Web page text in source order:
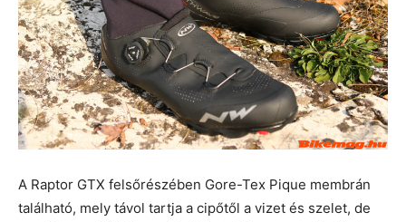
A Raptor GTX felsőrészében Gore-Tex Pique membrán
található, mely távol tartja a cipőtől a vizet és szelet, de